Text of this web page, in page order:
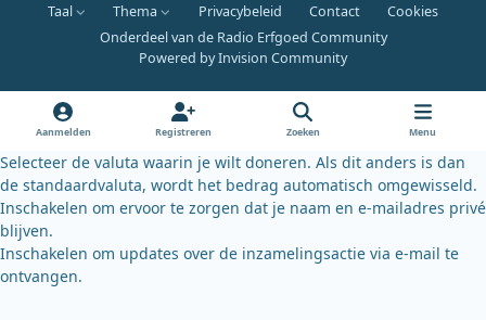
c
e
k
u
u
k
y
Taal Thema Privacybeleid Contact
Cookies
Onderdeel van de Radio Erfgoed Community
Powered byInvision Community
Aanmelden Registreren Zoeken Menu
Selecteer de valuta waarin je wilt doneren. Als dit anders is dan
de standaardvaluta, wordt het bedrag automatisch omgewisseld.
Inschakelen om ervoor te zorgen dat je naam en e-mailadres privé
blijven.
Inschakelen om updates over de inzamelingsactie via e-mail te
ontvangen.